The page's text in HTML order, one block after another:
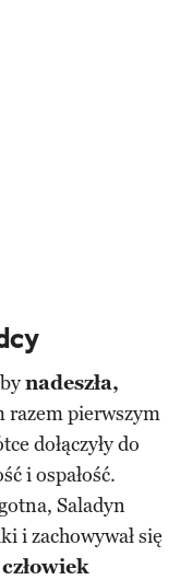
nadeszła,
razem pierwszym
dołączyły do
i ospałość.
Saladyn
i zachowywał się